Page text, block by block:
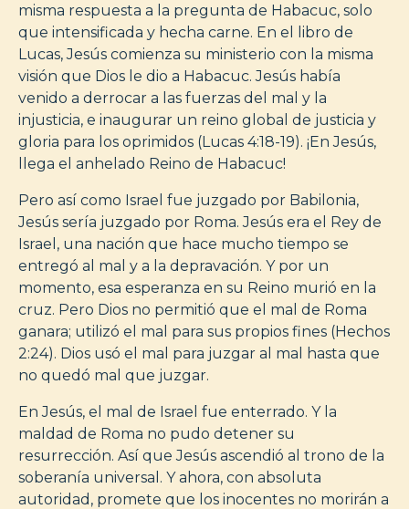
misma respuesta a la pregunta de Habacuc, solo
que intensificada y hecha carne. En el libro de
Lucas, Jesús comienza su ministerio con la misma
visión que Dios le dio a Habacuc. Jesús había
venido a derrocar a las fuerzas del mal y la
injusticia, e inaugurar un reino global de justicia y
gloria para los oprimidos (Lucas 4:18-19). ¡En Jesús,
llega el anhelado Reino de Habacuc!
Pero así como Israel fue juzgado por Babilonia,
Jesús sería juzgado por Roma. Jesús era el Rey de
Israel, una nación que hace mucho tiempo se
entregó al mal y a la depravación. Y por un
momento, esa esperanza en su Reino murió en la
cruz. Pero Dios no permitió que el mal de Roma
ganara; utilizó el mal para sus propios fines (Hechos
2:24). Dios usó el mal para juzgar al mal hasta que
no quedó mal que juzgar.
En Jesús, el mal de Israel fue enterrado. Y la
maldad de Roma no pudo detener su
resurrección. Así que Jesús ascendió al trono de la
soberanía universal. Y ahora, con absoluta
autoridad, promete que los inocentes no morirán a